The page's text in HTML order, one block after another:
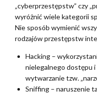
„cyberprzestępstw” czy
wyróżnić wiele kategorii
Nie sposób wymienić
rodzajów przestępstw
Hacking –
nielegalnego dostępu i
wytwarzanie tzw.
Sniffing – naruszenie